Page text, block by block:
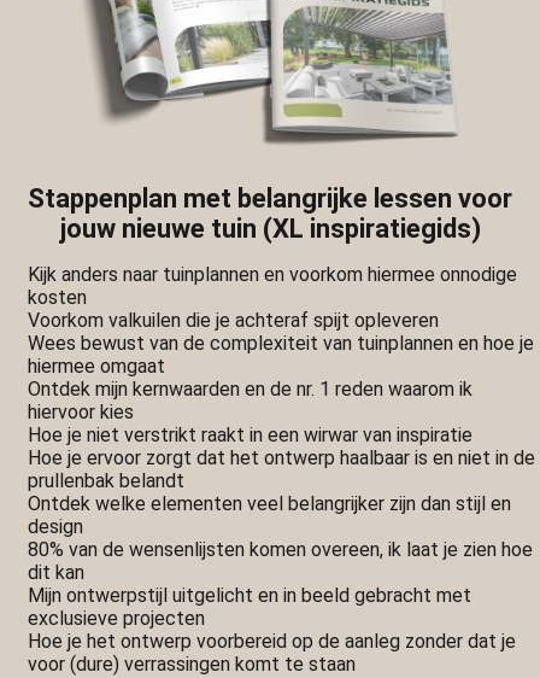
Stappenplan met belangrijke lessen voor
jouw nieuwe tuin (XL inspiratiegids)
Kijk anders naar tuinplannen en voorkom hiermee onnodige
kosten
Voorkom valkuilen die je achteraf spijt opleveren
Wees bewust van de complexiteit van tuinplannen en hoe je
hiermee omgaat
Ontdek mijn kernwaarden en de nr. 1 reden waarom ik
hiervoor kies
Hoe je niet verstrikt raakt in een wirwar van inspiratie
Hoe je ervoor zorgt dat het ontwerp haalbaar is en niet in de
prullenbak belandt
Ontdek welke elementen veel belangrijker zijn dan stijl en
design
80% van de wensenlijsten komen overeen, ik laat je zien hoe
dit kan
Mijn ontwerpstijl uitgelicht en in beeld gebracht met
exclusieve projecten
Hoe je het ontwerp voorbereid op de aanleg zonder dat je
voor (dure) verrassingen komt te staan